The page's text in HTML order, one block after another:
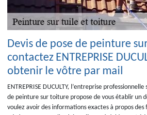
Devis de pose de peinture
contactez ENTREPRISE
obtenir le vôtre par mail
ENTREPRISE DUCULTY, l’entreprise
de peinture sur toiture propose de vous établir un
voulez avoir des informations exactes à propos des